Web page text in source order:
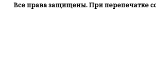
Все права защищены. При перепечатке